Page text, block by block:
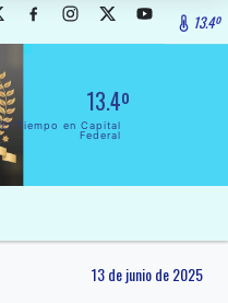
13.4º
13.4º
El Tiempo en Capital
Federal
13 de junio de 2025